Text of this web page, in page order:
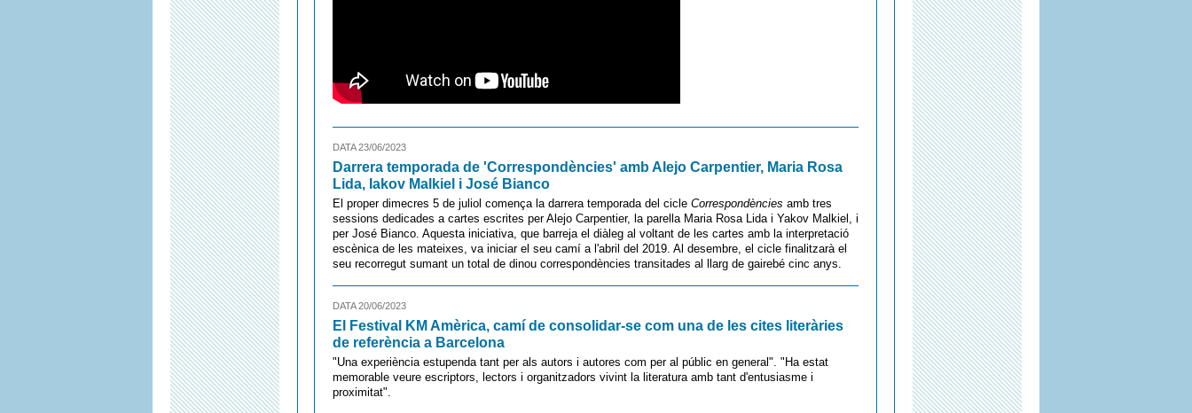
DATA 23/06/2023
Darrera temporada de 'Correspondències' amb Alejo Carpentier, Maria Rosa
Lida, Iakov Malkiel i José Bianco
El proper dimecres 5 de juliol comença la darrera temporada del cicle Correspondències amb tres
sessions dedicades a cartes escrites per Alejo Carpentier, la parella Maria Rosa Lida i Yakov Malkiel, i
per José Bianco. Aquesta iniciativa, que barreja el diàleg al voltant de les cartes amb la interpretació
escènica de les mateixes, va iniciar el seu camí a l'abril del 2019. Al desembre, el cicle finalitzarà el
seu recorregut sumant un total de dinou correspondències transitades al llarg de gairebé cinc anys.
DATA 20/06/2023
El Festival KM Amèrica, camí de consolidar-se com una de les cites literàries
de referència a Barcelona
"Una experiència estupenda tant per als autors i autores com per al públic en general". "Ha estat
memorable veure escriptors, lectors i organitzadors vivint la literatura amb tant d'entusiasme i
proximitat".